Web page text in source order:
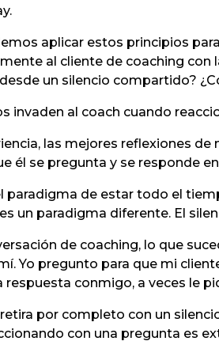
aplicar estos principios
al cliente de coaching con
un silencio compartido?
invaden al coach cuando
las mejores reflexiones
él se pregunta y se responde
paradigma de estar todo el
un paradigma diferente. El
de coaching, lo que
Yo pregunto para que mi
respuesta conmigo, a veces le
por completo con un
con una pregunta es